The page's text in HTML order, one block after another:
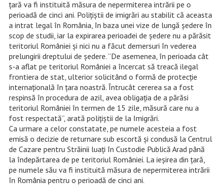
ţară va fi instituită măsura de nepermiterea intrării pe o
perioadă de cinci ani. Poliţiştii de imigrări au stabilit că aceasta
a intrat legal în România, în baza unei vize de lungă ședere în
scop de studii, iar la expirarea perioadei de ședere nu a părăsit
teritoriul României și nici nu a făcut demersuri în vederea
prelungirii dreptului de ședere. ”De asemenea, în perioada cât
s-a aflat pe teritoriul României a încercat să treacă ilegal
frontiera de stat, ulterior solicitând o formă de protecție
internațională în țara noastră. Întrucât cererea sa a fost
respinsă în procedura de azil, avea obligația de a părăsi
teritoriul României în termen de 15 zile, măsură care nu a
fost respectată”, arată polițiștii de la Imigrări.
Ca urmare a celor constatate, pe numele acesteia a fost
emisă o decizie de returnare sub escortă și condusă la Centrul
de Cazare pentru Străinii luaţi în Custodie Publică Arad până
la îndepărtarea de pe teritoriul României. La ieşirea din ţară,
pe numele său va fi instituită măsura de nepermiterea intrării
în România pentru o perioadă de cinci ani.